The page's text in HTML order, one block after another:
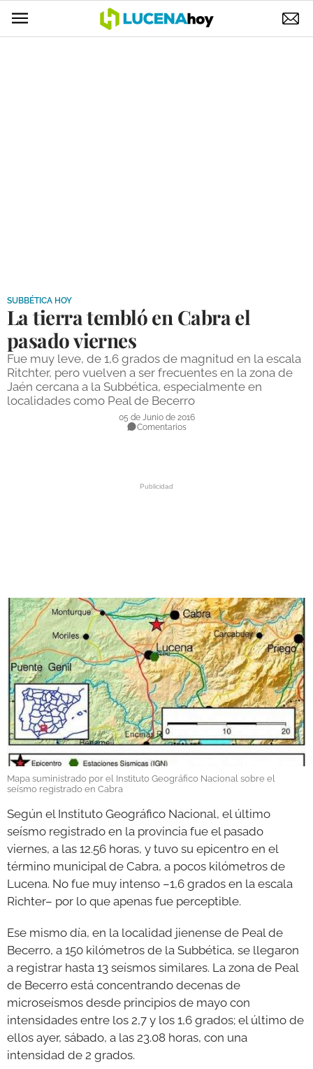
DEPORTES
COMPETICIONES
DEPORTE BASE
NECROLÓGICAS
GALERÍAS
SUBBÉTICA HOY
La tierra tembló en Cabra el
pasado viernes
Fue muy leve, de 1,6 grados de magnitud en la escala
Ritchter, pero vuelven a ser frecuentes en la zona de
Jaén cercana a la Subbética, especialmente en
localidades como Peal de Becerro
05 de Junio de 2016
Comentarios
Mapa suministrado por el Instituto Geográfico Nacional sobre el
seísmo registrado en Cabra
Según el Instituto Geográfico Nacional, el último
seísmo registrado en la provincia fue el pasado
viernes, a las 12.56 horas, y tuvo su epicentro en el
término municipal de Cabra, a pocos kilómetros de
Lucena. No fue muy intenso –1,6 grados en la escala
Richter– por lo que apenas fue perceptible.
Ese mismo día, en la localidad jienense de Peal de
Becerro, a 150 kilómetros de la Subbética, se llegaron
a registrar hasta 13 seísmos similares. La zona de Peal
de Becerro está concentrando decenas de
microseísmos desde principios de mayo con
intensidades entre los 2,7 y los 1,6 grados; el último de
ellos ayer, sábado, a las 23.08 horas, con una
intensidad de 2 grados.